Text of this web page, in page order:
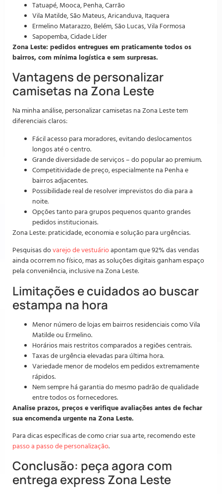
Tatuapé, Mooca, Penha, Carrão
Vila Matilde, São Mateus, Aricanduva, Itaquera
Ermelino Matarazzo, Belém, São Lucas, Vila Formosa
Sapopemba, Cidade Líder
Zona Leste: pedidos entregues em praticamente todos os
bairros, com mínima logística e sem surpresas.
Vantagens de personalizar
camisetas na Zona Leste
Na minha análise, personalizar camisetas na Zona Leste tem
diferenciais claros:
Fácil acesso para moradores, evitando deslocamentos
longos até o centro.
Grande diversidade de serviços – do popular ao premium.
Competitividade de preço, especialmente na Penha e
bairros adjacentes.
Possibilidade real de resolver imprevistos do dia para a
noite.
Opções tanto para grupos pequenos quanto grandes
pedidos institucionais.
Zona Leste: praticidade, economia e solução para urgências.
Pesquisas dovarejo de vestuárioapontam que 92% das vendas
ainda ocorrem no físico, mas as soluções digitais ganham espaço
pela conveniência, inclusive na Zona Leste.
Limitações e cuidados ao buscar
estampa na hora
Menor número de lojas em bairros residenciais como Vila
Matilde ou Ermelino.
Horários mais restritos comparados a regiões centrais.
Taxas de urgência elevadas para última hora.
Variedade menor de modelos em pedidos extremamente
rápidos.
Nem sempre há garantia do mesmo padrão de qualidade
entre todos os fornecedores.
Analise prazos, preços e verifique avaliações antes de fechar
sua encomenda urgente na Zona Leste.
Para dicas específicas de como criar sua arte, recomendo este
passo a passo de personalização.
Conclusão: peça agora com
entrega express Zona Leste